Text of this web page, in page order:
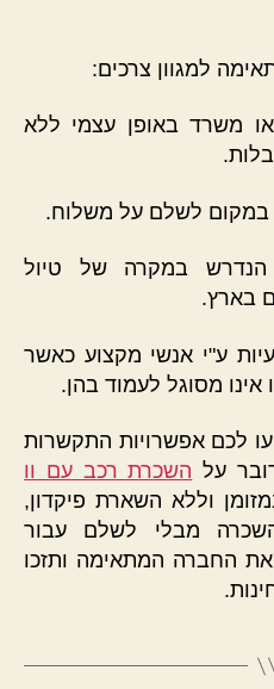
למגוון צרכים:
משרד באופן עצמי ללא
במקום לשלם על משלוח.
במקרה של טיול
בארץ.
ע"י אנשי מקצוע כאשר
מסוגל לעמוד בהן.
לכם אפשרויות התקשרות
על השכרת רכב עם וו
וללא השארת פיקדון,
מבלי לשלם עבור
החברה המתאימה ותזכו